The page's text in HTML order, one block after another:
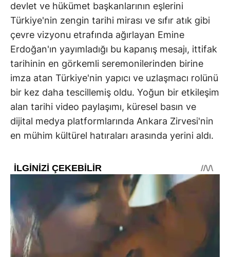
devlet ve hükümet başkanlarının eşlerini
Türkiye'nin zengin tarihi mirası ve sıfır atık gibi
çevre vizyonu etrafında ağırlayan Emine
Erdoğan'ın yayımladığı bu kapanış mesajı, ittifak
tarihinin en görkemli seremonilerinden birine
imza atan Türkiye'nin yapıcı ve uzlaşmacı rolünü
bir kez daha tescillemiş oldu. Yoğun bir etkileşim
alan tarihi video paylaşımı, küresel basın ve
dijital medya platformlarında Ankara Zirvesi'nin
en mühim kültürel hatıraları arasında yerini aldı.